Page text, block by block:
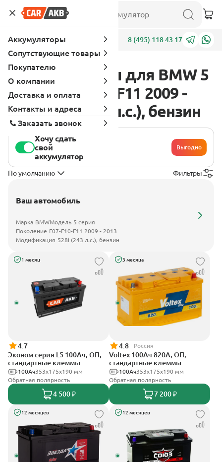
Адреса 8 (495) 118 43 17
Аккумуляторы для BMW 5
серия F07-F10-F11 2009 -
2013 528i (243 л.с.), бензин
Хочу сдать
свой
аккумулятор
Выгодно
По умолчанию Фильтры
Ваш автомобиль
Марка BMWМодель 5 серия
Поколение F07-F10-F11 2009 - 2013
Модификация 528i (243 л.с.), бензин
1 месяц
4.7
Эконом серия L5 100Ач, ОП,
стандартные клеммы
353х175х190 мм
100Ач
Обратная полярность
4 500 ₽
3 месяца
4.8 Россия
Voltex 100Ач 820А, ОП,
стандартные клеммы
353х175х190 мм
100Ач
Обратная полярность
7 200 ₽
12 месяцев 12 месяцев
Аккумуляторы
Сопутствующие товары
Покупателю
О компании
Доставка и оплата
Контакты и адреса
Заказать звонок